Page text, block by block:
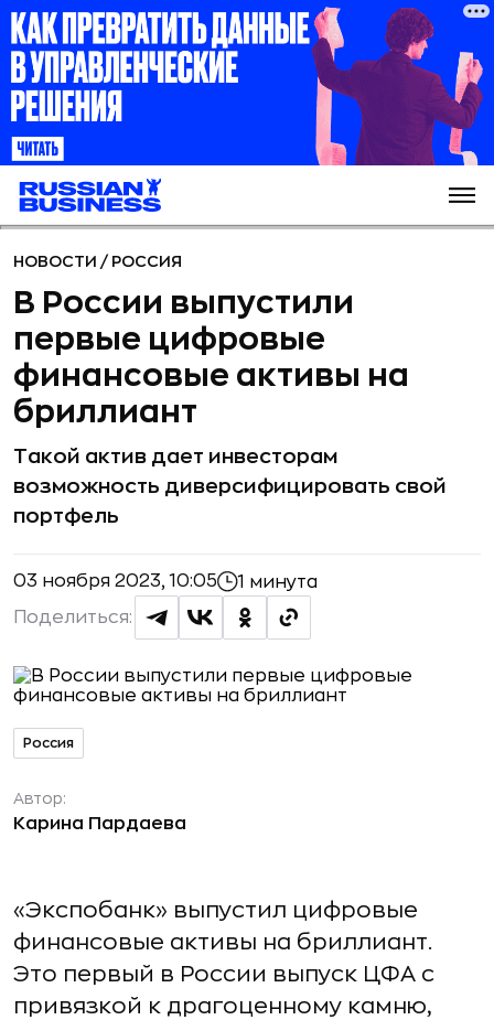
НОВОСТИ / РОССИЯ
В России выпустили
первые цифровые
финансовые активы на
бриллиант
Такой актив дает инвесторам
возможность диверсифицировать свой
портфель
03 ноября 2023, 10:05 1 минута
Поделиться:
Россия
Автор:
Карина Пардаева
«Экспобанк» выпустил цифровые
финансовые активы на бриллиант.
Это первый в России выпуск ЦФА с
привязкой к драгоценному камню,